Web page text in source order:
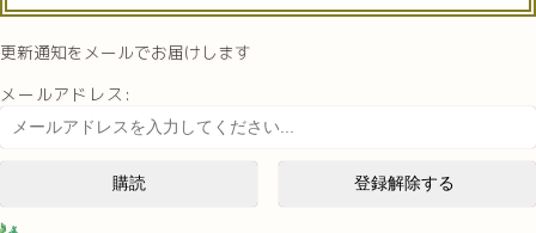
更新通知をメールでお届けします
メールアドレス: